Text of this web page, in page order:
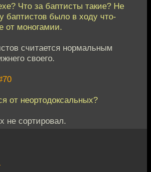
Что за баптисты такие? Не
баптистов было в ходу что-
от моногамии.
считается нормальным
своего.
от неортодоксальных?
не сортировал.